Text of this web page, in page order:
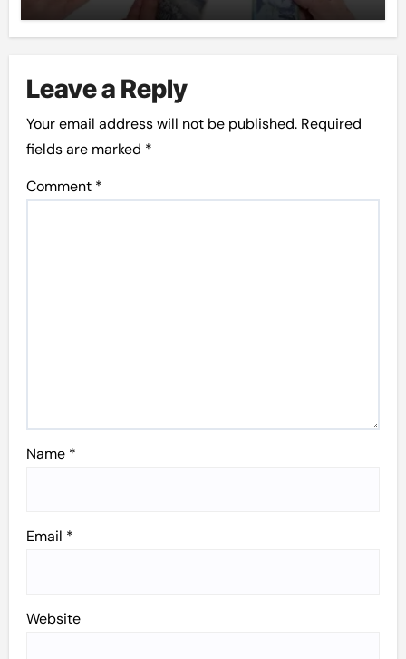
Leave a Reply
Your email address will not be published. Required
fields are marked *
Comment *
Name *
Email *
Website